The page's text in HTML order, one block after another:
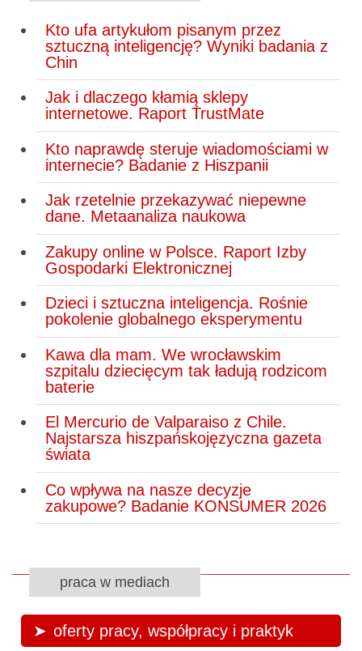
Kto ufa artykułom pisanym przez
sztuczną inteligencję? Wyniki badania z
Chin
Jak i dlaczego kłamią sklepy
internetowe. Raport TrustMate
Kto naprawdę steruje wiadomościami w
internecie? Badanie z Hiszpanii
Jak rzetelnie przekazywać niepewne
dane. Metaanaliza naukowa
Zakupy online w Polsce. Raport Izby
Gospodarki Elektronicznej
Dzieci i sztuczna inteligencja. Rośnie
pokolenie globalnego eksperymentu
Kawa dla mam. We wrocławskim
szpitalu dziecięcym tak ładują rodzicom
baterie
El Mercurio de Valparaiso z Chile.
Najstarsza hiszpańskojęzyczna gazeta
świata
Co wpływa na nasze decyzje
zakupowe? Badanie KONSUMER 2026
praca w mediach
oferty pracy, współpracy i praktyk